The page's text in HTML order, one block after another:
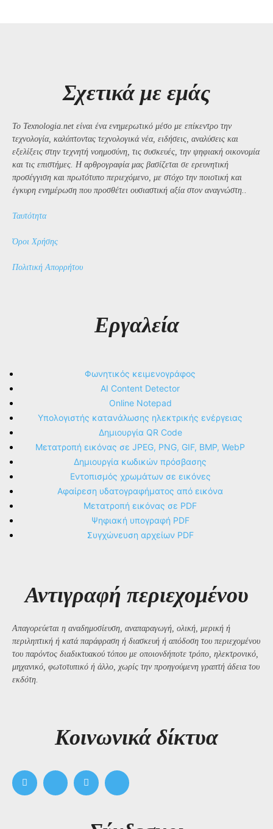
Σχετικά με εμάς
Το Texnologia.net είναι ένα ενημερωτικό μέσο με επίκεντρο την
τεχνολογία, καλύπτοντας τεχνολογικά νέα, ειδήσεις, αναλύσεις και
εξελίξεις στην τεχνητή νοημοσύνη, τις συσκευές, την ψηφιακή οικονομία
και τις επιστήμες. Η αρθρογραφία μας βασίζεται σε ερευνητική
προσέγγιση και πρωτότυπο περιεχόμενο, με στόχο την ποιοτική και
έγκυρη ενημέρωση που προσθέτει ουσιαστική αξία στον αναγνώστη..
Ταυτότητα
Όροι Χρήσης
Πολιτική Απορρήτου
Εργαλεία
Φωνητικός κειμενογράφος
AI Content Detector
Online Notepad
Υπολογιστής κατανάλωσης ηλεκτρικής ενέργειας
Δημιουργία QR Code
Μετατροπή εικόνας σε JPEG, PNG, GIF, BMP, WebP
Δημιουργία κωδικών πρόσβασης
Εντοπισμός χρωμάτων σε εικόνες
Αφαίρεση υδατογραφήματος από εικόνα
Μετατροπή εικόνας σε PDF
Ψηφιακή υπογραφή PDF
Συγχώνευση αρχείων PDF
Αντιγραφή περιεχομένου
Απαγορεύεται η αναδημοσίευση, αναπαραγωγή, ολική, μερική ή
περιληπτική ή κατά παράφραση ή διασκευή ή απόδοση του περιεχομένου
του παρόντος διαδικτυακού τόπου με οποιονδήποτε τρόπο, ηλεκτρονικό,
μηχανικό, φωτοτυπικό ή άλλο, χωρίς την προηγούμενη γραπτή άδεια του
εκδότη.
Kοινωνικά δίκτυα